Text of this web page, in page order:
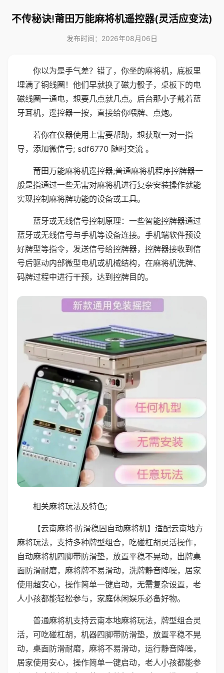
不传秘诀!莆田万能麻将机遥控器(灵活应变法)
发布时间：2026年08月06日
你以为是手气差？错了，你坐的麻将机，底板里
埋满了铜线圈！他们早就换了磁力骰子，桌板下的电
磁线圈一通电，想要几点就几点。后台那小子戴着蓝
牙耳机，遥控器一按，直接给你喂牌、点炮。
若你在仪器使用上需要帮助，想获取一对一指
导，添加微信号; sdf6770 随时交流 。
莆田万能麻将机遥控器;普通麻将机程序控牌器一
般是指通过一些无需对麻将机进行复杂安装操作就能
实现控制麻将牌功能的设备或工具。
蓝牙或无线信号控制原理：一些智能控牌器通过
蓝牙或无线信号与手机等设备连接。手机端软件预设
好牌型等指令，发送信号给控牌器，控牌器接收到信
号后驱动内部微型电机或机械结构，在麻将机洗牌、
码牌过程中进行干预，达到控牌目的。
相关麻将玩法及特色;
【云南麻将·防滑稳固自动麻将机】适配云南地方
麻将玩法，支持多种牌型组合，吃碰杠胡灵活操作，
自动麻将机四脚带防滑垫，放置平稳不晃动，出牌桌
面防滑耐磨，麻将牌不易滑动，洗牌静音降噪，居家
使用超安心，操作简单一键启动，无需复杂设置，老
人小孩都能轻松参与，家庭休闲娱乐必备好物。
普通麻将机支持云南本地麻将玩法，牌型组合灵
活，可吃碰杠胡，机器四脚带防滑垫，放置平稳不晃
动，桌面防滑耐磨，麻将不易滑动，运行静音降噪，
居家使用安心，操作简单一键启动，老人小孩都能参